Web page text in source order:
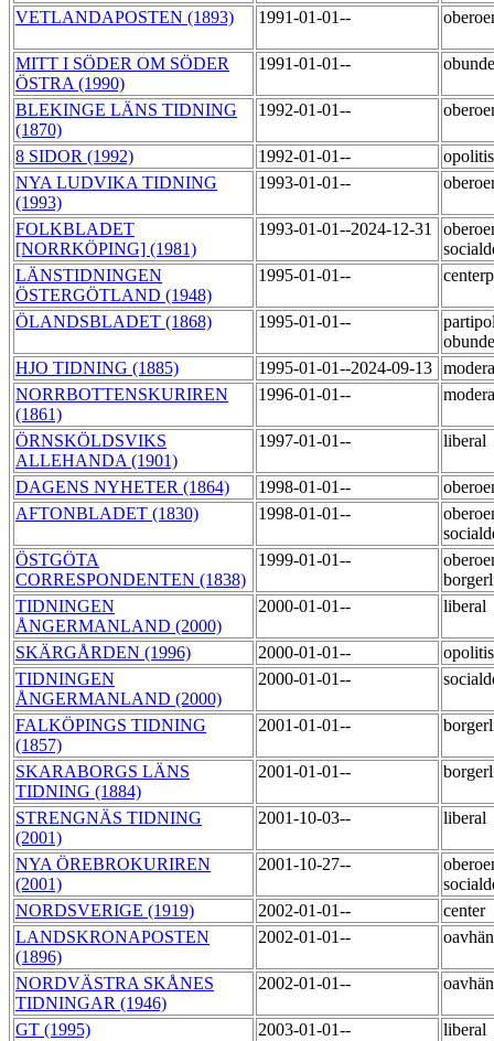
VETLANDAPOSTEN (1893)
1991-01-01--
MITT I SÖDER OM SÖDER
ÖSTRA (1990)
1991-01-01--
BLEKINGE LÄNS TIDNING
(1870)
1992-01-01--
8 SIDOR (1992) 1992-01-01--
NYA LUDVIKA TIDNING
(1993)
1993-01-01--
FOLKBLADET
[NORRKÖPING] (1981)
1993-01-01--2024-12-31
LÄNSTIDNINGEN
ÖSTERGÖTLAND (1948)
1995-01-01--
ÖLANDSBLADET (1868) 1995-01-01--
HJO TIDNING (1885)
1995-01-01--2024-09-13
NORRBOTTENSKURIREN
(1861)
1996-01-01--
ÖRNSKÖLDSVIKS
ALLEHANDA (1901)
1997-01-01-- liberal
DAGENS NYHETER (1864) 1998-01-01--
AFTONBLADET (1830)
1998-01-01--
ÖSTGÖTA
CORRESPONDENTEN (1838)
1999-01-01--
TIDNINGEN
ÅNGERMANLAND (2000)
2000-01-01-- liberal
SKÄRGÅRDEN (1996) 2000-01-01--
TIDNINGEN
ÅNGERMANLAND (2000)
2000-01-01--
FALKÖPINGS TIDNING
(1857)
2001-01-01--
SKARABORGS LÄNS
TIDNING (1884)
2001-01-01--
STRENGNÄS TIDNING
(2001)
2001-10-03-- liberal
NYA ÖREBROKURIREN
(2001)
2001-10-27--
NORDSVERIGE (1919)
2002-01-01--
center
LANDSKRONAPOSTEN
(1896)
2002-01-01--
NORDVÄSTRA SKÅNES
TIDNINGAR (1946)
2002-01-01--
GT (1995) 2003-01-01--
liberal